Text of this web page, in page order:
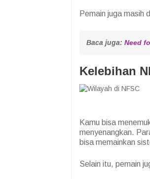
Pemain juga masih
Baca juga: Need
Kelebihan
Kamu bisa
menyenangkan.
bisa memainkan
Selain itu, pemain